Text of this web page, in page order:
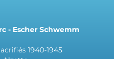
- Escher Schwemm
1940-1945